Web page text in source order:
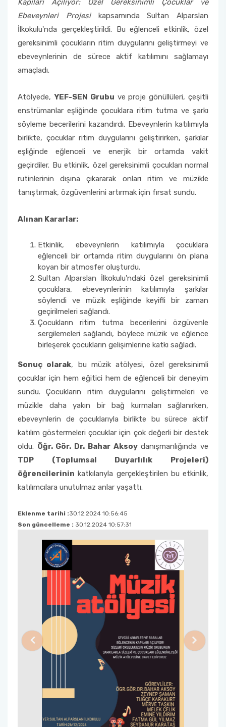
Kapıları Açılıyor: Özel Gereksinimli Çocuklar ve
Ebeveynleri Projesikapsamında Sultan Alparslan
İlkokulu'nda gerçekleştirildi. Bu eğlenceli etkinlik, özel
gereksinimli çocukların ritim duygularını geliştirmeyi ve
ebeveynlerinin de sürece aktif katılımını sağlamayı
amaçladı.
Atölyede, YEF-SEN Grubu ve proje gönüllüleri, çeşitli
enstrümanlar eşliğinde çocuklara ritim tutma ve şarkı
söyleme becerilerini kazandırdı. Ebeveynlerin katılımıyla
birlikte, çocuklar ritim duygularını geliştirirken, şarkılar
eşliğinde eğlenceli ve enerjik bir ortamda vakit
geçirdiler. Bu etkinlik, özel gereksinimli çocukları normal
rutinlerinin dışına çıkararak onları ritim ve müzikle
tanıştırmak, özgüvenlerini artırmak için fırsat sundu.
Alınan Kararlar:
Etkinlik, ebeveynlerin katılımıyla çocuklara
eğlenceli bir ortamda ritim duygularını ön plana
koyan bir atmosfer oluşturdu.
Sultan Alparslan İlkokulu'ndaki özel gereksinimli
çocuklara, ebeveynlerinin katılımıyla şarkılar
söylendi ve müzik eşliğinde keyifli bir zaman
geçirilmeleri sağlandı.
Çocukların ritim tutma becerilerini özgüvenle
sergilemeleri sağlandı, böylece müzik ve eğlence
birleşerek çocukların gelişimlerine katkı sağladı.
Sonuç olarak, bu müzik atölyesi, özel gereksinimli
çocuklar için hem eğitici hem de eğlenceli bir deneyim
sundu. Çocukların ritim duygularını geliştirmeleri ve
müzikle daha yakın bir bağ kurmaları sağlanırken,
ebeveynlerin de çocuklarıyla birlikte bu sürece aktif
katılım göstermeleri çocuklar için çok değerli bir destek
oldu. Öğr. Gör. Dr. Bahar Aksoydanışmanlığında ve
TDP (Toplumsal Duyarlılık Projeleri)
öğrencilerinin katkılarıyla gerçekleştirilen bu etkinlik,
katılımcılara unutulmaz anlar yaşattı.
Eklenme tarihi :30.12.2024 10:56:45
Son güncelleme : 30.12.2024 10:57:31
Previous Next
Fakülte Akademik Kurul Raporları
Organizasyon Şeması
Fakülte Faaliyet Raporları
Komisyonlar
Halk Sağlığı Hemşireliği Anabilim Dalı
Çocuk Gelişimciler Günü Etkinlikleri Komisyonu
Ders Eşdeğerlik ve Yatay - Dikey Geçiş
Komisyonu
Fakülte Tanıtım ve Kariyer Günleri Planlama
Hemşirelik Haftası Etkinlikleri Komisyonu
Öğrenci Uyum ve Geliştirme Komisyonu
Ölçme Değerlendirme Komisyonu
Program Değerlendirme Komisyonu
Sıfır Atık Yönetim Sistemi Alt Komisyonu
Sosyal Komite Komisyonu
Sosyal Medya Komisyonu
Stratejik Planlama Komisyonu
Ulusal/ Uluslararası İlişkiler Koordinatörlüğü
Yemin Töreni Komisyonu
2018 Yılı Etkinlikler
Psikiyatri Hemşireliği Anabilim Dalı Formları
Halk Sağlığı Hemşireliği Anabilim Dalı Formları
Genel Intörnlük Dersi
Sınavda Uyulması Gereken Kurallar
Kariyer Planlama
‘’Sahada Çocukla Çalışmak’’ konulu seminer ve
atölye çalışması
Akran Yönderliği
Öğrenci Uyum Programı
Öğrenci Çalıştayları
Değişim Programları
Sosyal Transkript
Sürekli İyileştirme Plan Formu
Memnuniyet Anketleri
Kalite Yönetim Sistemi Revizyon Tablosu
Düzeltici Önleyici Faaliyetler